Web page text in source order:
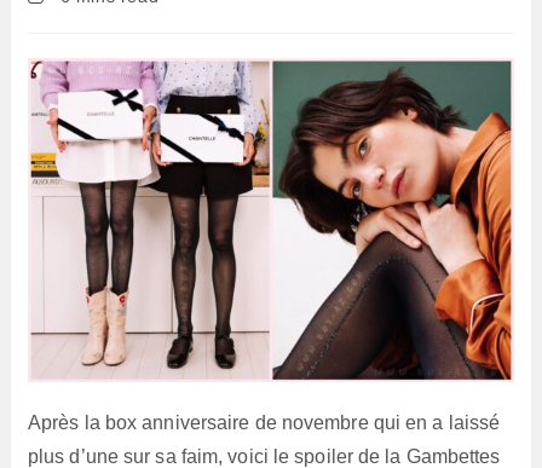
la
Après la box anniversaire de novembre qui en a laissé
plus d’une sur sa faim, voici le spoiler de la Gambettes